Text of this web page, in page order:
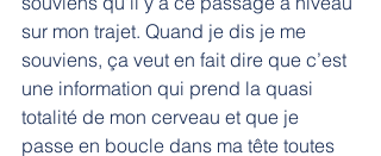
sur mon trajet. Quand je dis je me
souviens, ça veut en fait dire que c’est
une information qui prend la quasi
totalité de mon cerveau et que je
passe en boucle dans ma tête toutes